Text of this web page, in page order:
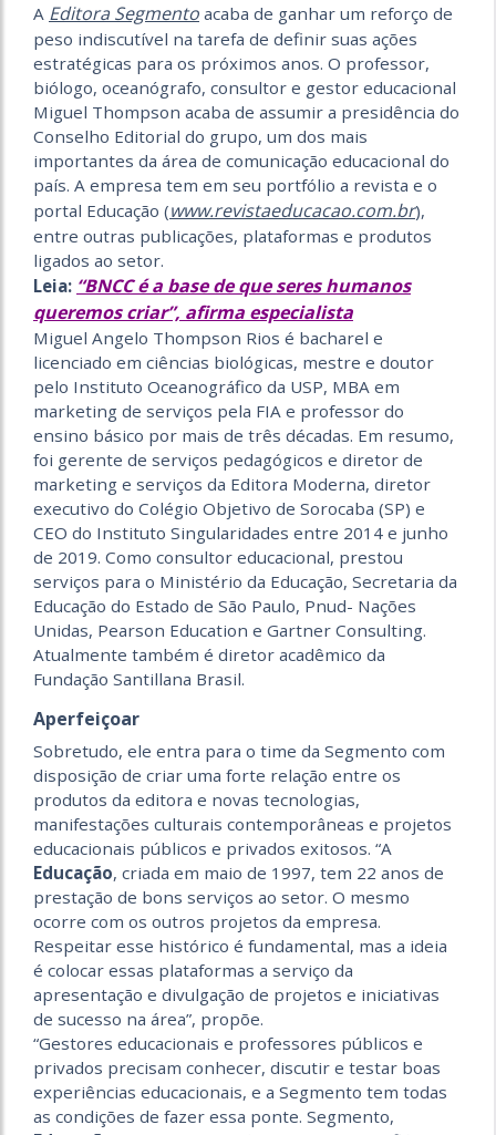
A Editora Segmento acaba de ganhar um reforço de
peso indiscutível na tarefa de definir suas ações
estratégicas para os próximos anos. O professor,
biólogo, oceanógrafo, consultor e gestor educacional
Miguel Thompson acaba de assumir a presidência do
Conselho Editorial do grupo, um dos mais
importantes da área de comunicação educacional do
país. A empresa tem em seu portfólio a revista e o
portal Educação (www.revistaeducacao.com.br),
entre outras publicações, plataformas e produtos
ligados ao setor.
Leia: “BNCC é a base de que seres humanos
queremos criar”, afirma especialista
Miguel Angelo Thompson Rios é bacharel e
licenciado em ciências biológicas, mestre e doutor
pelo Instituto Oceanográfico da USP, MBA em
marketing de serviços pela FIA e professor do
ensino básico por mais de três décadas. Em resumo,
foi gerente de serviços pedagógicos e diretor de
marketing e serviços da Editora Moderna, diretor
executivo do Colégio Objetivo de Sorocaba (SP) e
CEO do Instituto Singularidades entre 2014 e junho
de 2019. Como consultor educacional, prestou
serviços para o Ministério da Educação, Secretaria da
Educação do Estado de São Paulo, Pnud- Nações
Unidas, Pearson Education e Gartner Consulting.
Atualmente também é diretor acadêmico da
Fundação Santillana Brasil.
Aperfeiçoar
Sobretudo, ele entra para o time da Segmento com
disposição de criar uma forte relação entre os
produtos da editora e novas tecnologias,
manifestações culturais contemporâneas e projetos
educacionais públicos e privados exitosos. “A
Educação, criada em maio de 1997, tem 22 anos de
prestação de bons serviços ao setor. O mesmo
ocorre com os outros projetos da empresa.
Respeitar esse histórico é fundamental, mas a ideia
é colocar essas plataformas a serviço da
apresentação e divulgação de projetos e iniciativas
de sucesso na área”, propõe.
“Gestores educacionais e professores públicos e
privados precisam conhecer, discutir e testar boas
experiências educacionais, e a Segmento tem todas
as condições de fazer essa ponte. Segmento,